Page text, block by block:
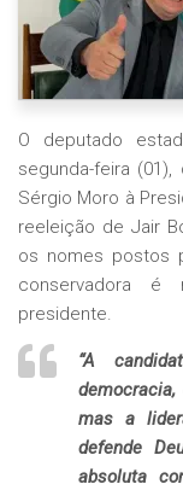
O deputado
segunda-feira
Sérgio Moro à
reeleição de Jair
os nomes postos
conservadora é
presidente.
“A
mas a
defende
absoluta